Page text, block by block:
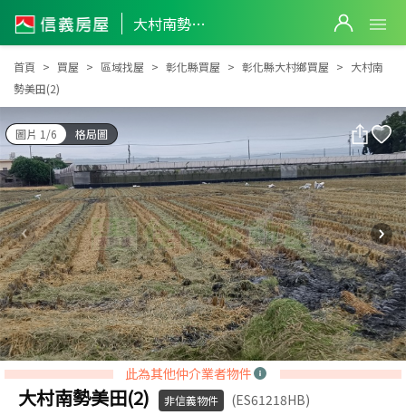
大村南勢美田(2)
大村南勢美田(2)
首頁 買屋 區域找屋 彰化縣買屋 彰化縣大村鄉買屋
大村南
勢美田(2)
圖片 1/6 格局圖
此為其他仲介業者物件
大村南勢美田(2) 非信義物件
(ES61218HB)